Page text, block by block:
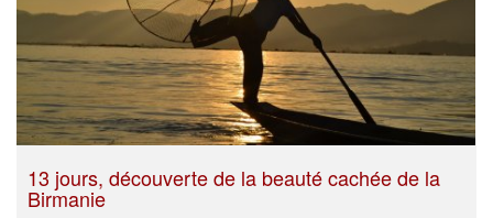
13 jours, découverte de la beauté cachée de la
Birmanie